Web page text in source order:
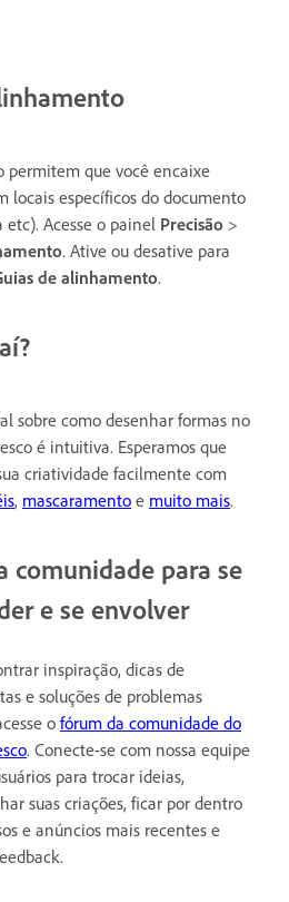
permitem que você encaixe
locais específicos do documento
Acesse o painel Precisão >
. Ative ou desative para
de alinhamento.
sobre como desenhar formas no
é intuitiva. Esperamos que
criatividade facilmente com
, mascaramento e muito mais.
comunidade para se
e se envolver
inspiração, dicas de
e soluções de problemas
o fórum da comunidade do
. Conecte-se com nossa equipe
para trocar ideias,
suas criações, ficar por dentro
e anúncios mais recentes e